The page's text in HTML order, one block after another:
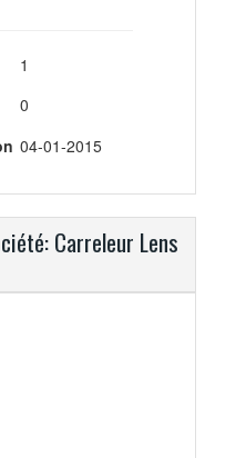
1
0
04-01-2015
Carreleur Lens